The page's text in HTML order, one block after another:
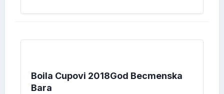
Boila Cupovi 2018God Becmenska
Bara